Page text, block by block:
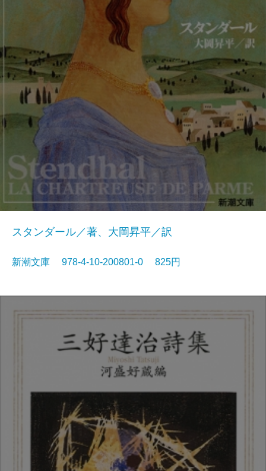
スタンダール／著、大岡昇平／訳
新潮文庫 978-4-10-200801-0 825円